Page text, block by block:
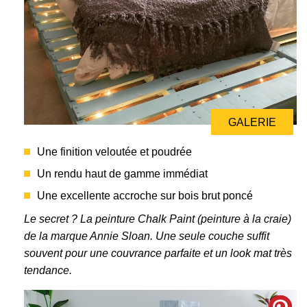
GALERIE
GALERIE
Une finition veloutée et poudrée
Un rendu haut de gamme immédiat
Une excellente accroche sur bois brut poncé
Le secret ? La peinture Chalk Paint (peinture à la craie)
de la marque Annie Sloan. Une seule couche suffit
souvent pour une couvrance parfaite et un look mat très
tendance.